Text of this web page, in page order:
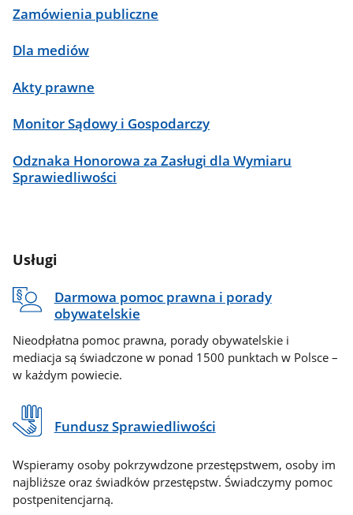
Zamówienia publiczne
Dla mediów
Akty prawne
Monitor Sądowy i Gospodarczy
Odznaka Honorowa za Zasługi dla Wymiaru
Sprawiedliwości
Usługi
Darmowa pomoc prawna i porady
obywatelskie
Nieodpłatna pomoc prawna, porady obywatelskie i
mediacja są świadczone w ponad 1500 punktach w Polsce –
w każdym powiecie.
Fundusz Sprawiedliwości
Wspieramy osoby pokrzywdzone przestępstwem, osoby im
najbliższe oraz świadków przestępstw. Świadczymy pomoc
postpenitencjarną.